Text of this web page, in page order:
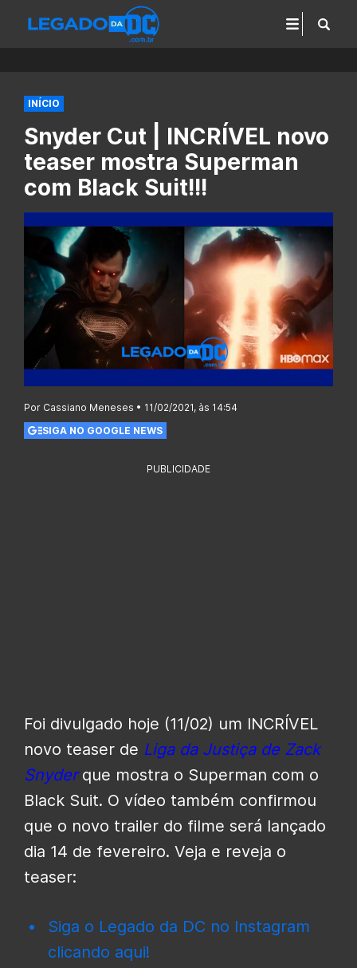
INÍCIO
Snyder Cut | INCRÍVEL novo
teaser mostra Superman
com Black Suit!!!
Por Cassiano Meneses • 11/02/2021, às 14:54
SIGA NO GOOGLE NEWS
PUBLICIDADE
Foi divulgado hoje (11/02) um INCRÍVEL
novo teaser de Liga da Justiça de Zack
Snyder que mostra o Superman com o
Black Suit. O vídeo também confirmou
que o novo trailer do filme será lançado
dia 14 de fevereiro. Veja e reveja o
teaser:
Siga o Legado da DC no Instagram
clicando aqui!